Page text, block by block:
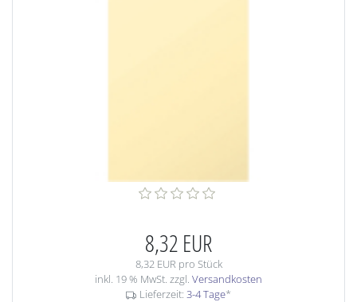
8,32 EUR
8,32 EUR pro Stück
inkl. 19 % MwSt. zzgl. Versandkosten
Lieferzeit: 3-4 Tage*